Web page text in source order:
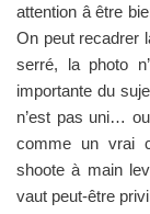
attention â être
On peut recadrer
serré, la photo
importante du
n’est pas uni…
comme un vrai
shoote à main
vaut peut-être